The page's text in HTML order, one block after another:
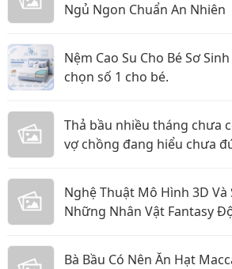
Ngủ Ngon Chuẩn An Nhiên
Nệm Cao Su Cho Bé Sơ
chọn số 1 cho bé.
Thả bầu nhiều tháng chưa
vợ chồng đang hiểu chưa
Nghệ Thuật Mô Hình 3D Và
Những Nhân Vật Fantasy
Bà Bầu Có Nên Ăn Hạt